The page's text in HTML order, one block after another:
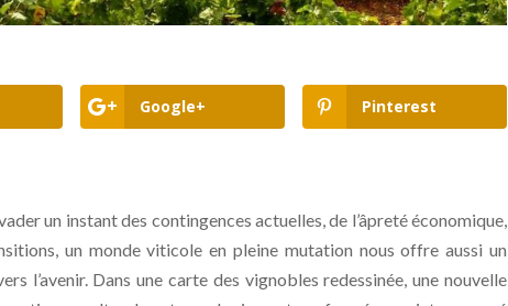
Google+ Pinterest
un instant des contingences actuelles, de l’âpreté économique,
un monde viticole en pleine mutation nous offre aussi un
l’avenir. Dans une carte des vignobles redessinée, une nouvelle